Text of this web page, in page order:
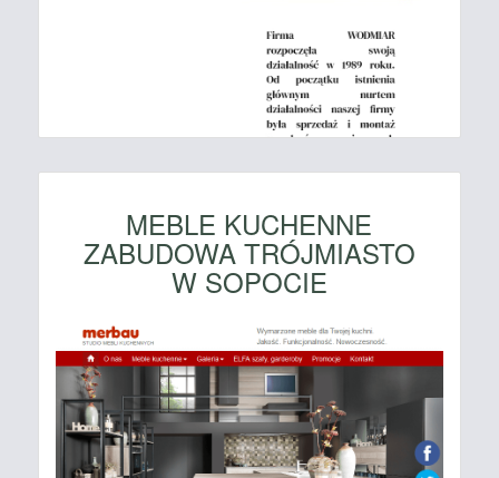
MEBLE KUCHENNE
ZABUDOWA TRÓJMIASTO
W SOPOCIE